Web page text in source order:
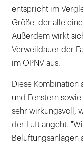
entspricht im
Größe, der alle
Außerdem wirkt
Verweildauer der
im ÖPNV aus.
Diese
und Fenstern
sehr wirkungsvoll,
der Luft angeht.
Belüftungsanlagen